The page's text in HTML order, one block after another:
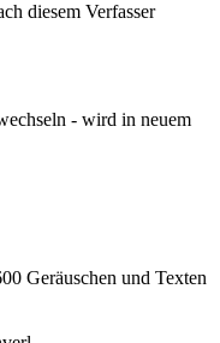
diesem Verfasser
- wird in neuem
Geräuschen und Texten